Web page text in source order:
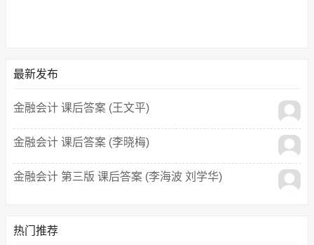
最新发布
金融会计 课后答案 (王文平)
金融会计 课后答案 (李晓梅)
金融会计 第三版 课后答案 (李海波 刘学华)
热门推荐